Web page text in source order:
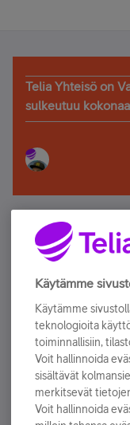
Telia Yhteisö on
sulkeutuu
Älä jää paitsi
Tilaa Telian
sähköpostiisi.
Tilaa nyt
Käytämme
Käytämme
teknologioita
toiminnallisiin,
Voit hallinnoida
sisältävät
merkitsevät
Voit hallinnoida